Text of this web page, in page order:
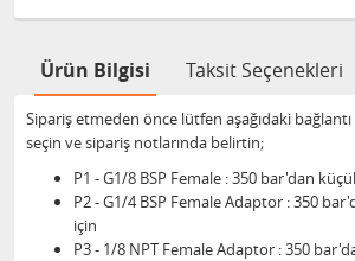
Ürün Bilgisi Taksit Seçenekleri
Sipariş etmeden önce lütfen aşağıdaki
seçin ve sipariş notlarında belirtin;
P1 - G1/8 BSP Female : 350 bar'dan
P2 - G1/4 BSP Female Adaptor : 350
için
P3 - 1/8 NPT Female Adaptor : 350